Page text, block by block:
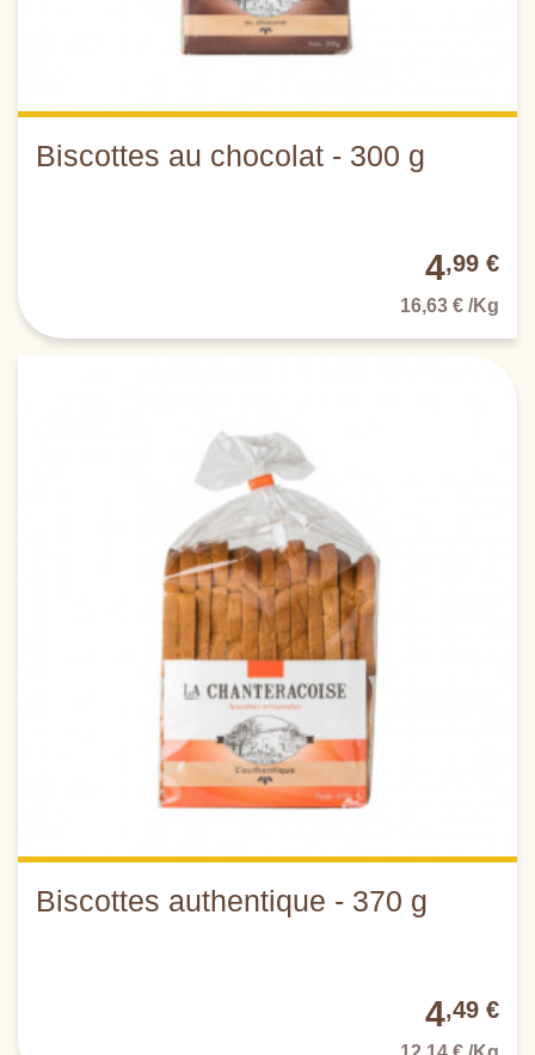
Biscottes au chocolat - 300 g
4,99 €
16,63 € /Kg
Biscottes authentique - 370 g
4,49 €